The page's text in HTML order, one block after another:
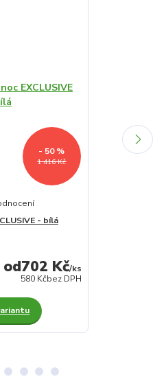
1 416 Kč
- 50 %
- bílá
702 Kč/ks
580 Kčbez DPH